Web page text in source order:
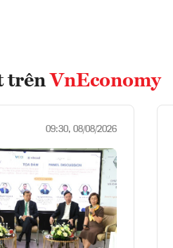
trên VnEconomy
09:30, 08/08/2026